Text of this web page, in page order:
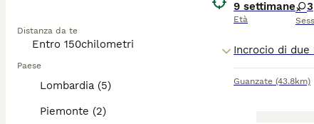
Distanza da te
Paese
Lombardia (5)
Piemonte (2)
9 settimane
Età
3
Guanzate (43.8km)